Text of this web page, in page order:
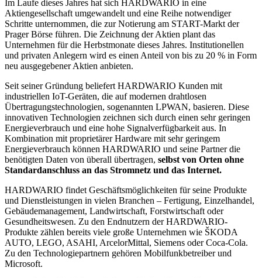
Im Laufe dieses Jahres hat sich HARDWARIO in eine
Aktiengesellschaft umgewandelt und eine Reihe notwendiger
Schritte unternommen, die zur Notierung am START-Markt der
Prager Börse führen. Die Zeichnung der Aktien plant das
Unternehmen für die Herbstmonate dieses Jahres. Institutionellen
und privaten Anlegern wird es einen Anteil von bis zu 20 % in Form
neu ausgegebener Aktien anbieten.
Seit seiner Gründung beliefert HARDWARIO Kunden mit
industriellen IoT-Geräten, die auf modernen drahtlosen
Übertragungstechnologien, sogenannten LPWAN, basieren. Diese
innovativen Technologien zeichnen sich durch einen sehr geringen
Energieverbrauch und eine hohe Signalverfügbarkeit aus. In
Kombination mit proprietärer Hardware mit sehr geringem
Energieverbrauch können HARDWARIO und seine Partner die
benötigten Daten von überall übertragen, selbst von Orten ohne
Standardanschluss an das Stromnetz und das Internet.
HARDWARIO findet Geschäftsmöglichkeiten für seine Produkte
und Dienstleistungen in vielen Branchen – Fertigung, Einzelhandel,
Gebäudemanagement, Landwirtschaft, Forstwirtschaft oder
Gesundheitswesen. Zu den Endnutzern der HARDWARIO-
Produkte zählen bereits viele große Unternehmen wie ŠKODA
AUTO, LEGO, ASAHI, ArcelorMittal, Siemens oder Coca-Cola.
Zu den Technologiepartnern gehören Mobilfunkbetreiber und
Microsoft.